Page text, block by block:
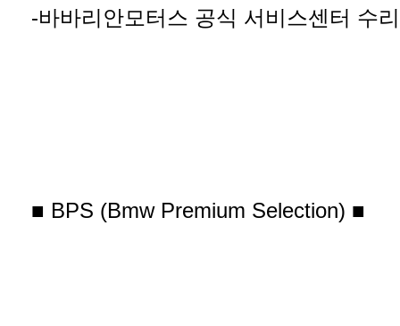
-바바리안모터스 공식 서비스센터 수리
■ BPS (Bmw Premium Selection) ■